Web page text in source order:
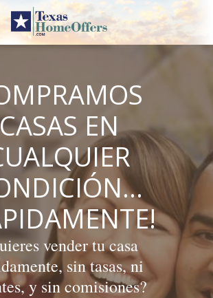
CASAS EN
vender tu casa
sin tasas, ni
y sin comisiones?